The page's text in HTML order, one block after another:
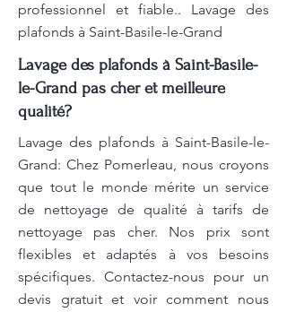
professionnel et fiable.. Lavage des
plafonds à Saint-Basile-le-Grand
Lavage des plafonds à Saint-Basile-
le-Grand pas cher et meilleure
qualité?
Lavage des plafonds à Saint-Basile-le-
Grand: Chez Pomerleau, nous croyons
que tout le monde mérite un service
de nettoyage de qualité à tarifs de
nettoyage pas cher. Nos prix sont
flexibles et adaptés à vos besoins
spécifiques. Contactez-nous pour un
devis gratuit et voir comment nous